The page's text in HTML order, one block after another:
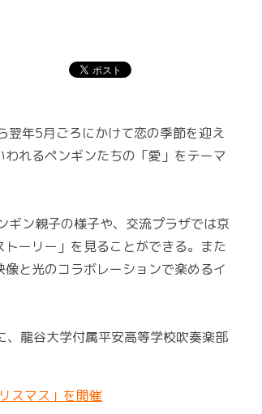
年5月ごろにかけて恋の季節を迎え
れるペンギンたちの「愛」をテーマ
ン親子の様子や、交流プラザでは京
ーリー」を見ることができる。また
と光のコラボレーションで楽めるイ
龍谷大学付属平安高等学校吹奏楽部
スマス」を開催